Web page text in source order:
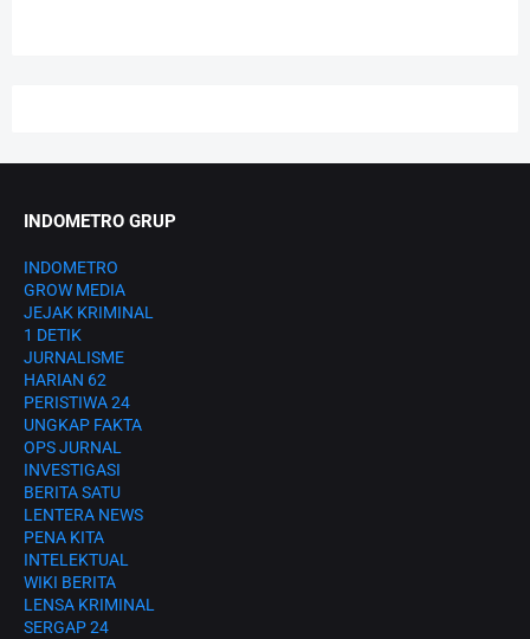
INDOMETRO GRUP
INDOMETRO
GROW MEDIA
JEJAK KRIMINAL
1 DETIK
JURNALISME
HARIAN 62
PERISTIWA 24
UNGKAP FAKTA
OPS JURNAL
INVESTIGASI
BERITA SATU
LENTERA NEWS
PENA KITA
INTELEKTUAL
WIKI BERITA
LENSA KRIMINAL
SERGAP 24